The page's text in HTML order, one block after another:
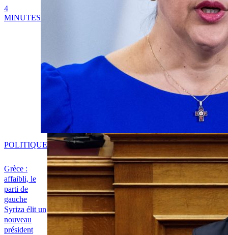
4
MINUTES
Grèce :
affaibli, le
parti de
gauche
Syriza élit un
nouveau
président
POLITIQUE